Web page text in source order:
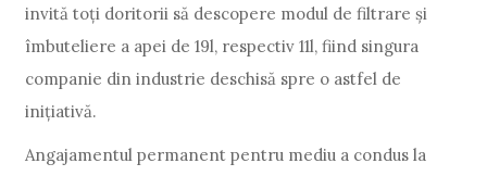
invită toți doritorii să descopere modul de filtrare și
îmbuteliere a apei de 19l, respectiv 11l, fiind singura
companie din industrie deschisă spre o astfel de
inițiativă.
Angajamentul permanent pentru mediu a condus la